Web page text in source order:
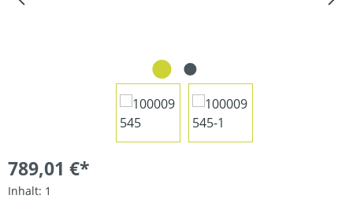
789,01 €*
Inhalt: 1